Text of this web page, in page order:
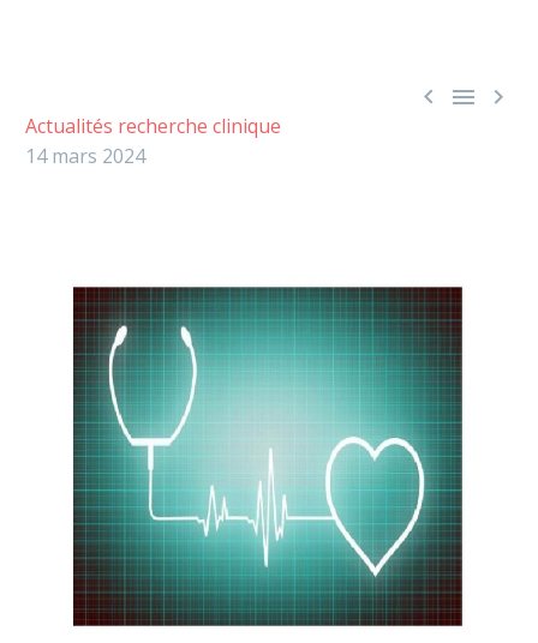
  
Actualités recherche clinique
14 mars 2024